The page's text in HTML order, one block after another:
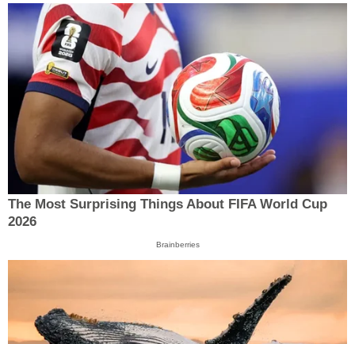
The Most Surprising Things About FIFA World Cup
2026
Brainberries